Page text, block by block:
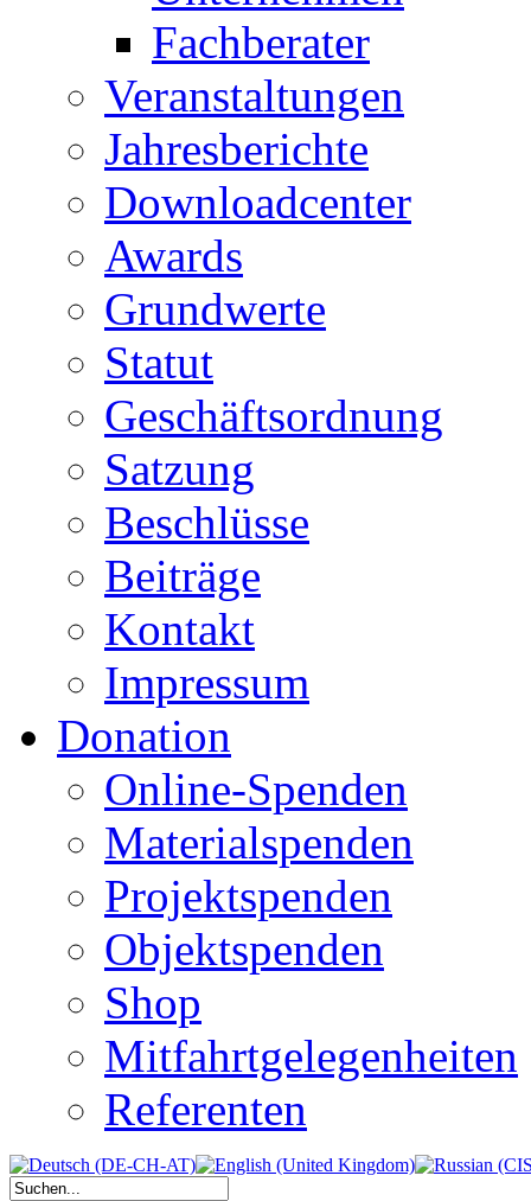
Fachberater
Veranstaltungen
Jahresberichte
Downloadcenter
Awards
Grundwerte
Statut
Geschäftsordnung
Satzung
Beschlüsse
Beiträge
Kontakt
Impressum
Donation
Online-Spenden
Materialspenden
Projektspenden
Objektspenden
Shop
Mitfahrtgelegenheiten
Referenten